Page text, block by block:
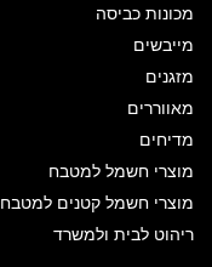
מכונות כביסה
מייבשים
מזגנים
מאווררים
מדיחים
מוצרי חשמל למטבח
מוצרי חשמל קטנים למטבח
ריהוט לבית ולמשרד